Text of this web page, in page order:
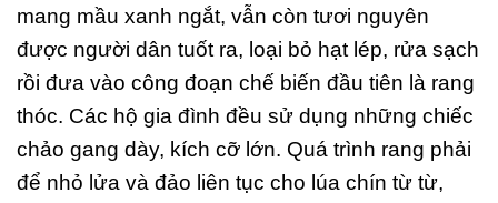
mang mầu xanh ngắt, vẫn còn tươi nguyên
được người dân tuốt ra, loại bỏ hạt lép, rửa sạch
rồi đưa vào công đoạn chế biến đầu tiên là rang
thóc. Các hộ gia đình đều sử dụng những chiếc
chảo gang dày, kích cỡ lớn. Quá trình rang phải
để nhỏ lửa và đảo liên tục cho lúa chín từ từ,